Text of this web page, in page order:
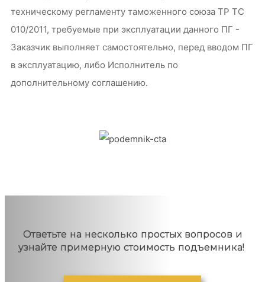
техническому регламенту таможенного союза ТР ТС
010/2011, требуемые при эксплуатации данного ПГ -
Заказчик выполняет самостоятельно, перед вводом ПГ
в эксплуатацию, либо Исполнитель по
дополнительному соглашению.
Ответьте на несколько простых вопросов и
узнайте примерную стоимость подъемника!